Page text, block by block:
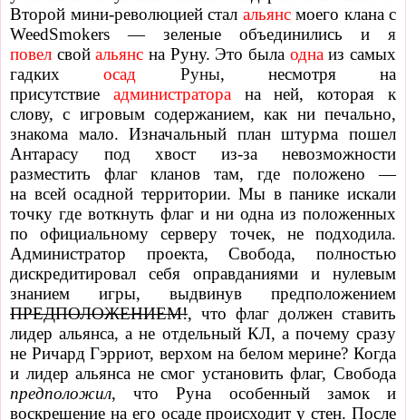
Второй мини-революцией стал альянс моего клана с
WeedSmokers — зеленые объединились и
я
повел свой альянс на Руну. Это была одна из самых
гадкихосад Руны, несмотря на
присутствие
администратора
на ней, которая к
слову, с игровым содержанием, как ни печально,
знакома мало. Изначальный план штурма пошел
Антарасу под хвост из-за невозможности
разместить флаг кланов там, где положено—
на всей осадной территории. Мы в панике искали
точку где воткнуть флаг и ни одна из положенных
по официальному серверу точек, не подходила.
Администратор проекта, Свобода, полностью
дискредитировал себя оправданиями и нулевым
знанием игры, выдвинув предположением
ПРЕДПОЛОЖЕНИЕМ!, что флаг должен ставить
лидер альянса, а не отдельный КЛ, а почему сразу
не Ричард Гэрриот, верхом на белом мерине? Когда
и лидер альянса не смог установить флаг, Свобода
предположил, что Руна особенный замок и
воскрешение на его осаде происходит у стен. После